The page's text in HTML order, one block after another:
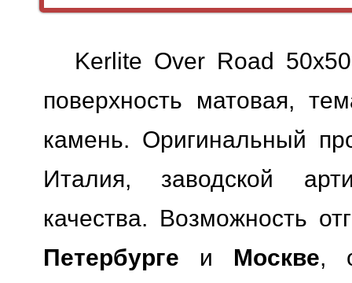
Kerlite Over Road
поверхность матовая,
камень. Оригинальный
Италия, заводской
качества. Возможность
Петербурге и Москве,